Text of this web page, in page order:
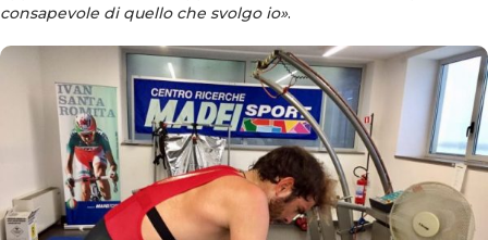
consapevole di quello che svolgo io».